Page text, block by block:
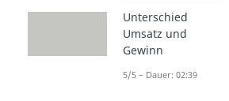
Beispiele für
Minimalprinzip
In der Praxis kann
Unterschied
Umsatz und
Gewinn
5/5 – Dauer: 02:39